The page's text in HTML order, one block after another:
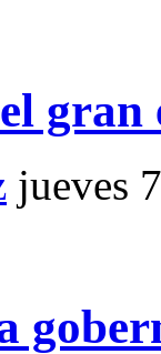
gran
jueves